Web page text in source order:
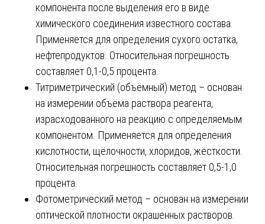
компонента после выделения его в виде
химического соединения известного состава.
Применяется для определения сухого остатка,
нефтепродуктов. Относительная погрешность
составляет 0,1-0,5 процента.
Титриметрический (объёмный) метод – основан
на измерении объёма раствора реагента,
израсходованного на реакцию с определяемым
компонентом. Применяется для определения
кислотности, щёлочности, хлоридов, жёсткости.
Относительная погрешность составляет 0,5-1,0
процента.
Фотометрический метод – основан на измерении
оптической плотности окрашенных растворов.